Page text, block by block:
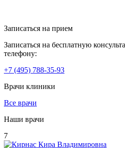
Записаться на прием
Записаться на бесплатную
телефону:
+7 (495) 788-35-93
Врачи клиники
Все врачи
Наши врачи
7